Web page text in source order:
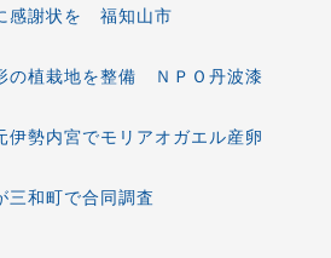
感謝状を 福知山市
の植栽地を整備 ＮＰＯ丹波漆
勢内宮でモリアオガエル産卵
三和町で合同調査